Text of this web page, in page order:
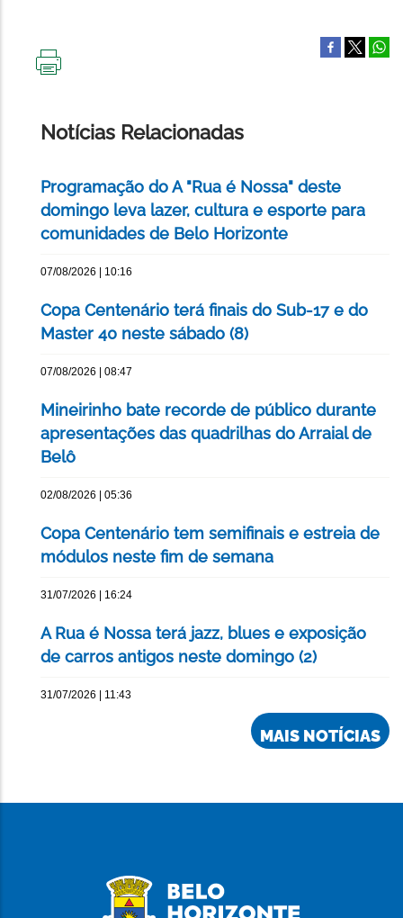
Notícias Relacionadas
Programação do A "Rua é Nossa" deste
domingo leva lazer, cultura e esporte para
comunidades de Belo Horizonte
07/08/2026 | 10:16
Copa Centenário terá finais do Sub-17 e do
Master 40 neste sábado (8)
07/08/2026 | 08:47
Mineirinho bate recorde de público durante
apresentações das quadrilhas do Arraial de
Belô
02/08/2026 | 05:36
Copa Centenário tem semifinais e estreia de
módulos neste fim de semana
31/07/2026 | 16:24
A Rua é Nossa terá jazz, blues e exposição
de carros antigos neste domingo (2)
31/07/2026 | 11:43
MAIS NOTÍCIAS